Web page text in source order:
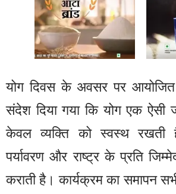
योग दिवस के अवसर पर आयोजित
संदेश दिया गया कि योग एक ऐसी
केवल व्यक्ति को स्वस्थ रखती
पर्यावरण और राष्ट्र के प्रति
कराती है। कार्यक्रम का समापन सभी